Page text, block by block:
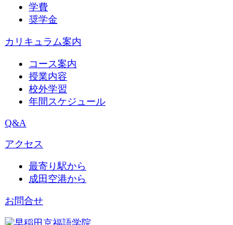
学費
奨学金
カリキュラム案内
コース案内
授業内容
校外学習
年間スケジュール
Q&A
アクセス
最寄り駅から
成田空港から
お問合せ